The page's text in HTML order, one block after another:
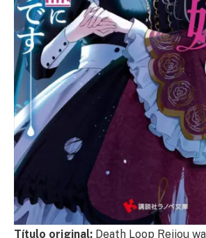
Título original: Death Loop Reijou